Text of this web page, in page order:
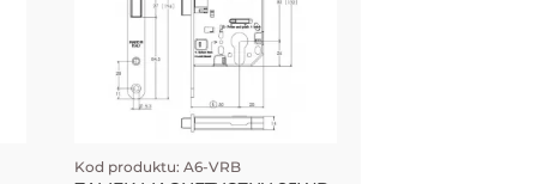
Kod produktu: A6-VRB